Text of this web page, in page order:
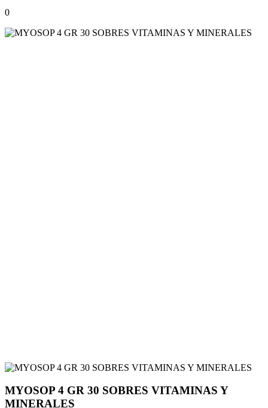
0
MYOSOP 4 GR 30 SOBRES VITAMINAS Y
MINERALES